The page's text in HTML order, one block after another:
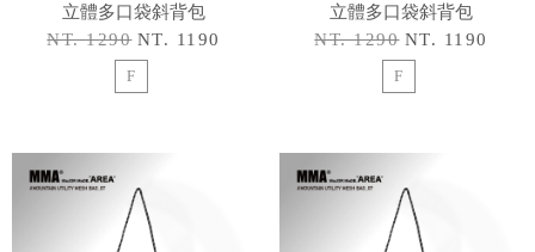
立體多口袋斜背包
NT. 1290 NT. 1190
F
立體多口袋斜背包
NT. 1290 NT. 1190
F